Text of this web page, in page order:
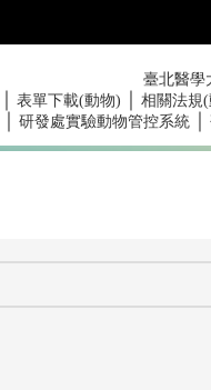
臺北醫學
表單下載(動物) 相關法規
研發處實驗動物管控系統